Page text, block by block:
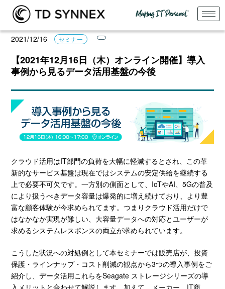
2021/12/16 セミナー
【2021年12月16日（木）オンライン開催】導入
事例から見るデータ活用基盤の今後
クラウド活用はIT部門の負荷を大幅に軽減するとされ、この革
新的なサービス基盤は現在ではシステムの安定供給を継続する
上で必要不可欠です。一方別の側面として、IoTやAI、5Gの普及
により扱うべきデータ容量は爆発的に増え続けており、より豊
富な顧客体験が今求められてます。つまりクラウド活用だけで
はなかなか実現が難しい、大容量データへの対応とユーザーが
求めるシステムレスポンスの両立が求められています。
こうした状況への対処例として本セミナーでは販売店が、投資
保護・ラインナップ・コスト削減の観点から3つの導入事例をご
紹介し、データ活用これらをSeagate ストレージシリーズの導